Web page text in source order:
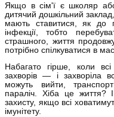
Якщо в сім'ї є школяр
дитячий дошкільний
мають ставитися, як до
інфекції, тобто
страшного, життя
потрібно спілкуватися в
Набагато гірше, коли
захворів — і захворіла
можуть вийти,
параліч. Хіба це
захисту, якщо всі
імунітету.